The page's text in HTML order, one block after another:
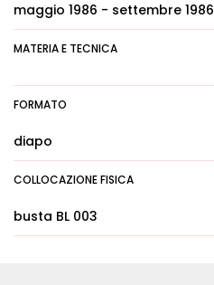
maggio 1986 - settembre 1986
MATERIA E TECNICA
FORMATO
diapo
COLLOCAZIONE FISICA
busta BL 003